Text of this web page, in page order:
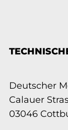
Deutscher
Calauer
03046